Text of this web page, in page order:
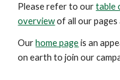
Please refer to ourtable
overviewof all our
Ourhome pageis an
on earth to join our